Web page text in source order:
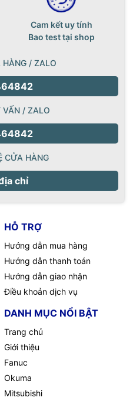
Cam kết uy tính
Bao test tại shop
HÀNG / ZALO
VẤN / ZALO
CỬA HÀNG
chỉ
HỖ TRỢ
Hướng dẫn mua hàng
Hướng dẫn thanh toán
Hướng dẫn giao nhận
Điều khoản dịch vụ
DANH MỤC NỔI BẬT
Trang chủ
Giới thiệu
Fanuc
Okuma
Mitsubishi